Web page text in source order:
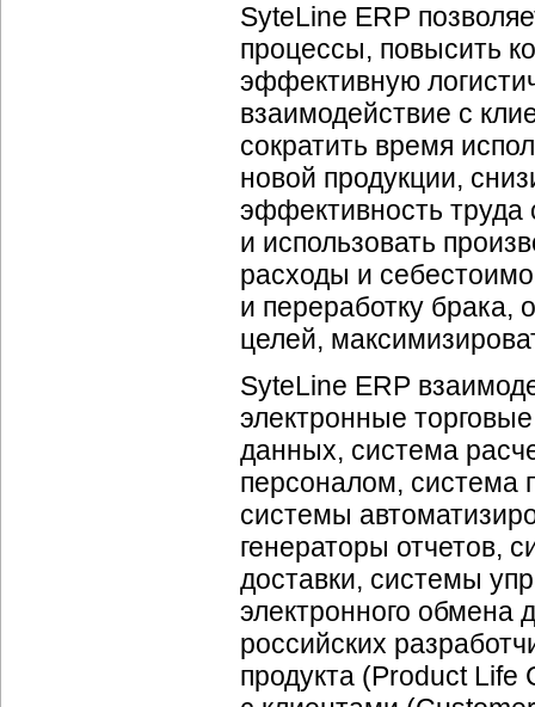
SyteLine ERP
процессы, повысить
эффективную
взаимодействие с
сократить время
новой продукции,
эффективность труда
и использовать
расходы и
и переработку брака,
целей,
SyteLine ERP
электронные
данных, система
персоналом, система
системы
генераторы отчетов,
доставки, системы
электронного обмена
российских
продукта (Product